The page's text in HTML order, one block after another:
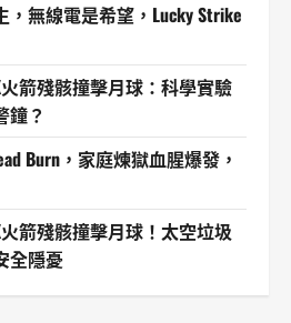
無線電是希望，Lucky Strike
箭殘骸撞擊月球：科學實驗
鐘？
Burn，家庭煉獄血腥爆發，
箭殘骸撞擊月球！太空垃圾
全隱憂